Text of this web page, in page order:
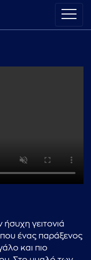
γειτονιά
ένας παράξενος
και πιο